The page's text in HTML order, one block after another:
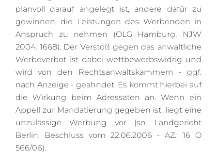
planvoll darauf angelegt ist, andere dafür zu
gewinnen, die Leistungen des Werbenden in
Anspruch zu nehmen (OLG Hamburg, NJW
2004, 1668). Der Verstoß gegen das anwaltliche
Werbeverbot ist dabei wettbewerbswidrig und
wird von den Rechtsanwaltskammern - ggf.
nach Anzeige - geahndet. Es kommt hierbei auf
die Wirkung beim Adressaten an. Wenn ein
Appell zur Mandatierung gegeben ist, liegt eine
unzulässige Werbung vor (so: Landgericht
Berlin, Beschluss vom 22.06.2006 - AZ.: 16 O
566/06).